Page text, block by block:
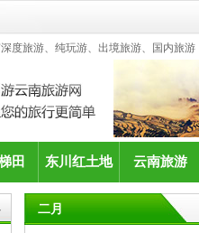
度旅游、纯玩游、出境旅游、国内旅
田 东川红土地 云南旅游
二月